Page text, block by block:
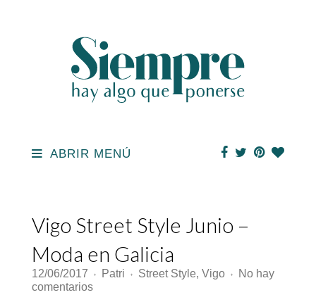
ABRIR MENÚ
Vigo Street Style Junio –
Moda en Galicia
12/06/2017 ♦ Patri ♦ Street Style, Vigo ♦
No hay
comentariosen